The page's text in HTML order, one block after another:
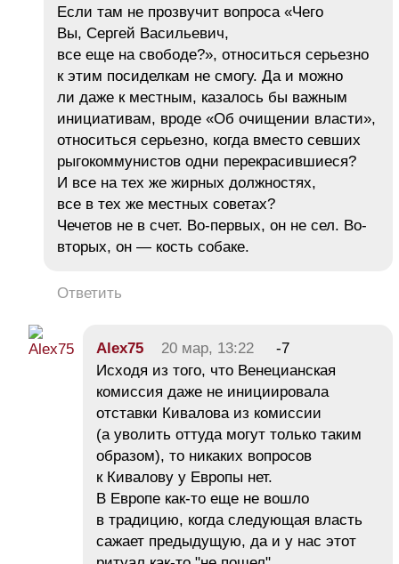
Если там не прозвучит вопроса «Чего
Вы, Сергей Васильевич,
все еще на свободе?», относиться серьезно
к этим посиделкам не смогу. Да и можно
ли даже к местным, казалось бы важным
инициативам, вроде «Об очищении власти»,
относиться серьезно, когда вместо севших
рыгокоммунистов одни перекрасившиеся?
И все на тех же жирных должностях,
все в тех же местных советах?
Чечетов не в счет. Во-первых, он не сел. Во-
вторых, он — кость собаке.
Ответить
Alex75 20 мар, 13:22
-7
Исходя из того, что Венецианская
комиссия даже не инициировала
отставки Кивалова из комиссии
(а уволить оттуда могут только таким
образом), то никаких вопросов
к Кивалову у Европы нет.
В Европе как-то еще не вошло
в традицию, когда следующая власть
сажает предыдущую, да и у нас этот